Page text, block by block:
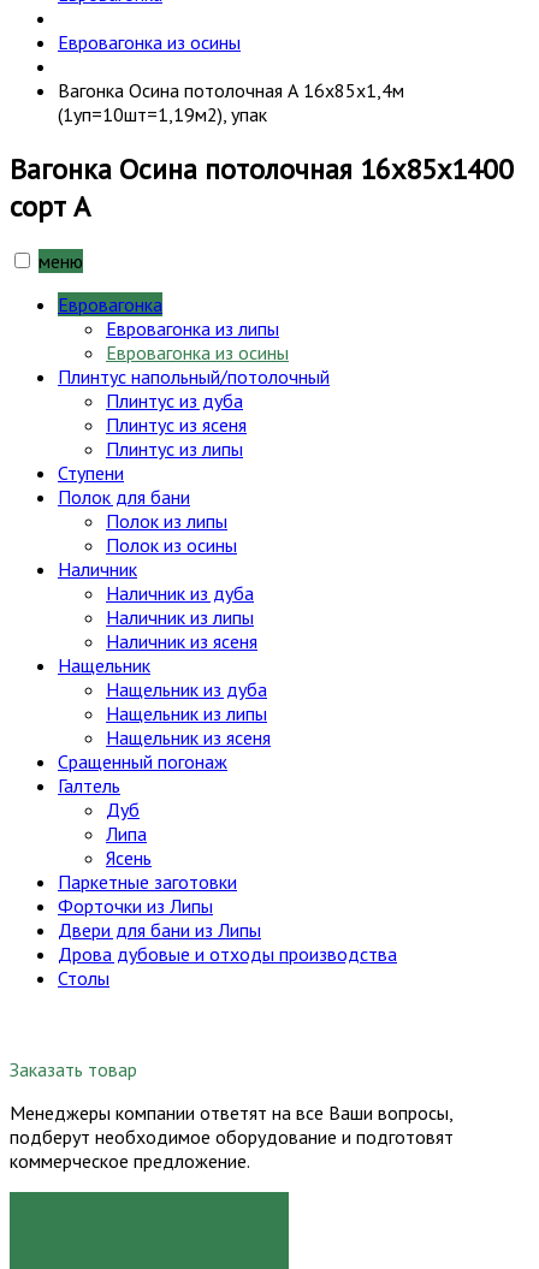
Евровагонка из осины
Вагонка Осина потолочная А 16х85х1,4м
(1уп=10шт=1,19м2), упак
Вагонка Осина потолочная 16х85х1400
сорт А
меню
Евровагонка
Евровагонка из липы
Евровагонка из осины
Плинтус напольный/потолочный
Плинтус из дуба
Плинтус из ясеня
Плинтус из липы
Ступени
Полок для бани
Полок из липы
Полок из осины
Наличник
Наличник из дуба
Наличник из липы
Наличник из ясеня
Нащельник
Нащельник из дуба
Нащельник из липы
Нащельник из ясеня
Сращенный погонаж
Галтель
Дуб
Липа
Ясень
Паркетные заготовки
Форточки из Липы
Двери для бани из Липы
Дрова дубовые и отходы производства
Столы
Заказать товар
Менеджеры компании ответят на все Ваши вопросы,
подберут необходимое оборудование и подготовят
коммерческое предложение.